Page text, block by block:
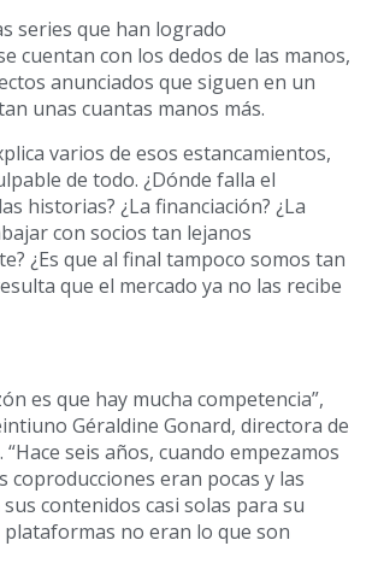
series que han logrado
cuentan con los dedos de las manos,
anunciados que siguen en un
unas cuantas manos más.
varios de esos estancamientos,
de todo. ¿Dónde falla el
historias? ¿La financiación? ¿La
con socios tan lejanos
¿Es que al final tampoco somos tan
que el mercado ya no las recibe
es que hay mucha competencia”,
Géraldine Gonard, directora de
“Hace seis años, cuando empezamos
coproducciones eran pocas y las
contenidos casi solas para su
plataformas no eran lo que son